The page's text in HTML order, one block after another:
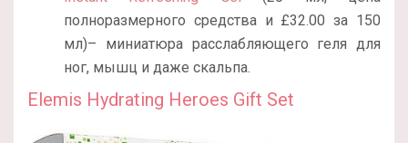
полноразмерного средства и £32.00 за 150
мл)– миниатюра расслабляющего геля для
ног, мышц и даже скальпа.
Elemis Hydrating Heroes Gift Set